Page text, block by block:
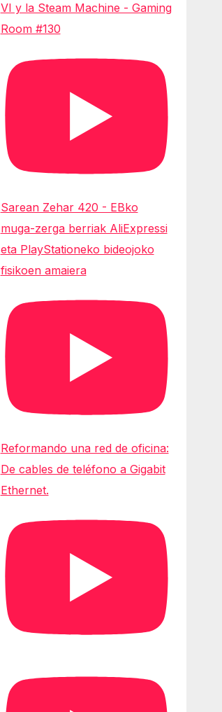
VI y la Steam Machine - Gaming
Room #130
Sarean Zehar 420 - EBko
muga-zerga berriak AliExpressi
eta PlayStationeko bideojoko
fisikoen amaiera
Reformando una red de oficina:
De cables de teléfono a Gigabit
Ethernet.